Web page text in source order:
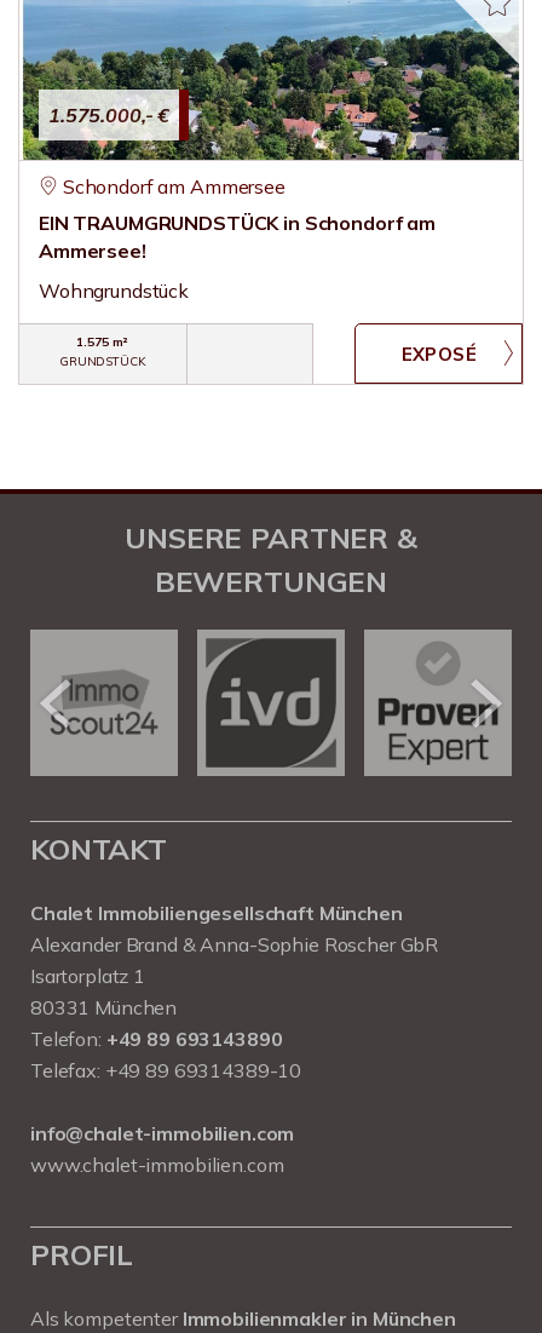
1.575.000,- €
Schondorf am Ammersee
EIN TRAUMGRUNDSTÜCK in Schondorf am
Ammersee!
Wohngrundstück
1.575 m²
GRUNDSTÜCK
UNSERE PARTNER &
BEWERTUNGEN
KONTAKT
Chalet Immobiliengesellschaft München
Alexander Brand & Anna-Sophie Roscher GbR
Isartorplatz 1
80331 München
Telefon: +49 89 693143890
Telefax: +49 89 69314389-10
info@chalet-immobilien.com
www.chalet-immobilien.com
PROFIL
Als kompetenter Immobilienmakler in München